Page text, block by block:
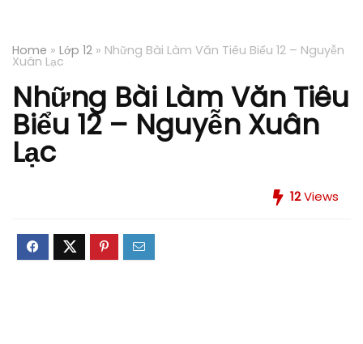
Home » Lớp 12 » Những Bài Làm Văn Tiêu Biểu 12 – Nguyễn
Xuân Lạc
Những Bài Làm Văn Tiêu
Biểu 12 – Nguyễn Xuân
Lạc
12Views